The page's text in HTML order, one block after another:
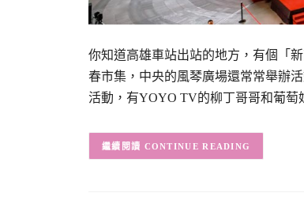
你知道高雄車站出站的地方，有個「
春市集，中央的風琴廣場還常常舉辦
活動，有YOYO TV的柳丁哥哥和葡
CONTINUE READING